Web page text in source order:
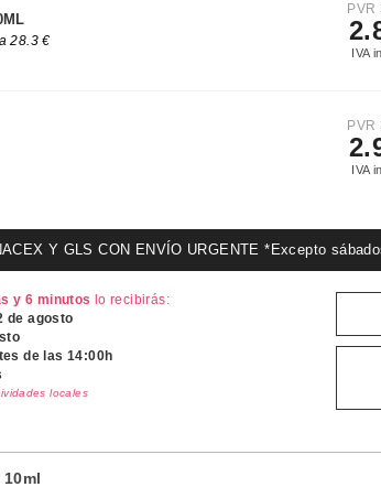
28.3 €
PVR
IVA
PVR
IVA
Y GLS CON ENVÍO URGENTE *Excepto
y 6 minutos lo recibirás:
de agosto
de las 14:00h
locales